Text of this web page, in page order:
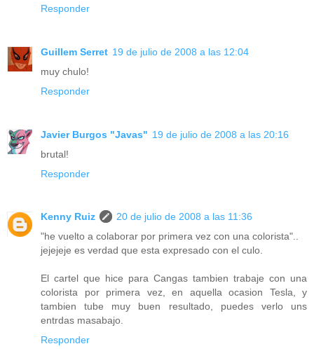
Responder
Guillem Serret 19 de julio de 2008 a las 12:04
muy chulo!
Responder
Javier Burgos "Javas" 19 de julio de 2008 a las 20:16
brutal!
Responder
Kenny Ruiz
20 de julio de 2008 a las 11:36
"he vuelto a colaborar por primera vez con una colorista"..
jejejeje es verdad que esta expresado con el culo.
El cartel que hice para Cangas tambien trabaje con una
colorista por primera vez, en aquella ocasion Tesla, y
tambien tube muy buen resultado, puedes verlo uns
entrdas masabajo.
Responder